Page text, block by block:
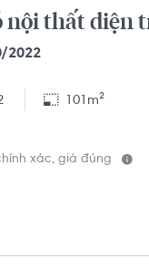
thất diện
2022
101m²
xác, giá đúng